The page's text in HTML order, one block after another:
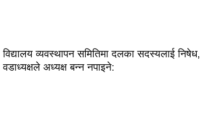
विद्यालय व्यवस्थापन समितिमा दलका सदस्यलाई निषेध,
वडाध्यक्षले अध्यक्ष बन्न नपाइने: